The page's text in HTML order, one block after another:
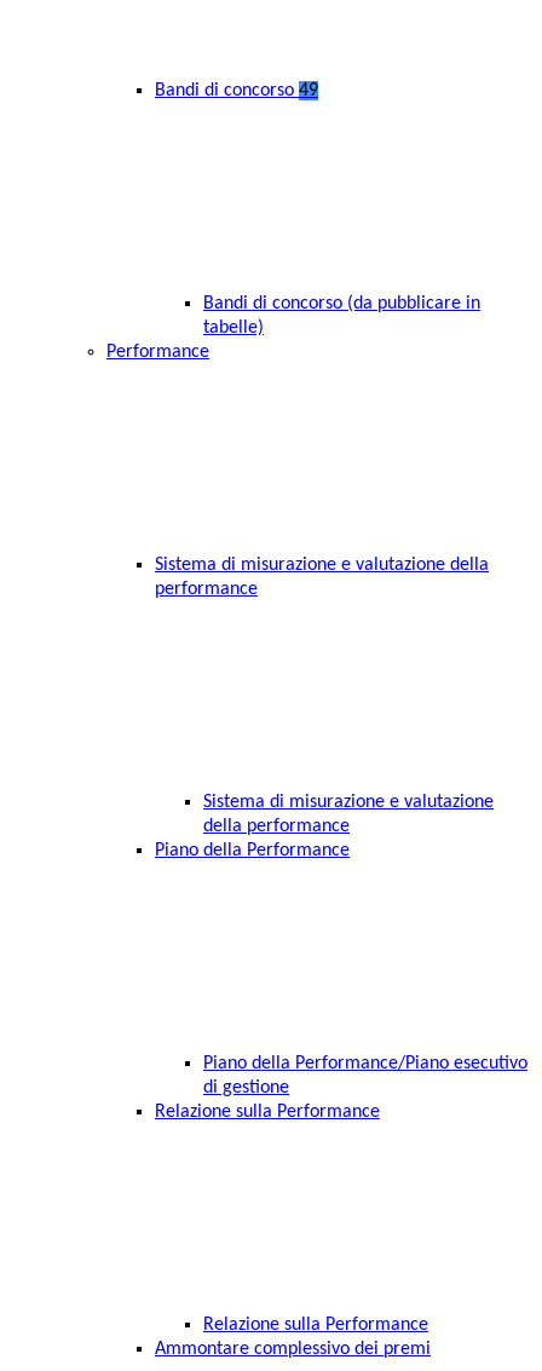
Bandi di concorso 49
Bandi di concorso (da pubblicare in
tabelle)
Performance
Sistema di misurazione e valutazione della
performance
Sistema di misurazione e valutazione
della performance
Piano della Performance
Piano della Performance/Piano esecutivo
di gestione
Relazione sulla Performance
Relazione sulla Performance
Ammontare complessivo dei premi